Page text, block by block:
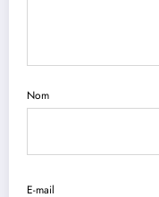
Nom
E-mail